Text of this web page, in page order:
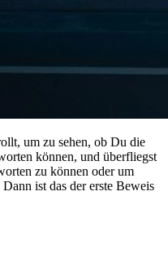
um zu sehen, ob Du die
können, und überfliegst
zu können oder um
ist das der erste Beweis